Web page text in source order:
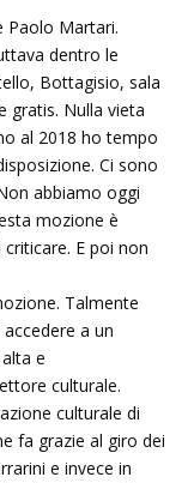
Paolo Martari.
dentro le
Bottagisio, sala
gratis. Nulla vieta
al 2018 ho tempo
Ci sono
abbiamo oggi
mozione è
E poi non
Talmente
a un
e
culturale.
culturale di
fa grazie al giro dei
e invece in